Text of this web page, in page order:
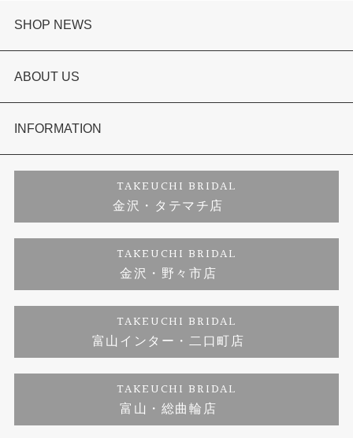
婚約指輪
結婚指輪
セットリング
婚約ネックレス
ダイヤモンド
ジュエリーリフォーム
SHOP NEWS
選ばれる理由まとめ
お客様の声
プロポーズサポート
ブランドリスト
福井指輪工房｜手作りペアリング
福井指輪工房｜手作り結婚指輪 and 婚約指輪
福井工房｜手作り婚約指輪プロポーズプラン
ABOUT US
会社概要
お客様の声
INFORMATION
プライバシーポリシー
TAKEUCHI BRIDAL
金沢・タテマチ店
TAKEUCHI BRIDAL
金沢・野々市店
TAKEUCHI BRIDAL
富山インター・二口町店
TAKEUCHI BRIDAL
富山・総曲輪店